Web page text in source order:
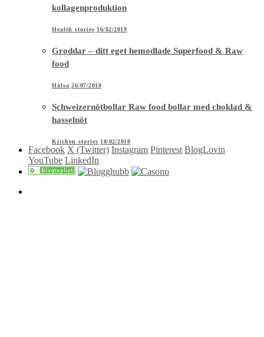
kollagenproduktion
Health stories 16/02/2019
Groddar – ditt eget hemodlade Superfood & Raw
food
Hälsa 26/07/2018
Schweizernötbollar Raw food bollar med choklad &
hasselnöt
Kitchen stories 18/02/2018
Facebook X (Twitter) Instagram Pinterest BlogLovin
YouTube LinkedIn